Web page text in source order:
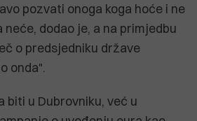
pozvati onoga koga hoće i ne
neće, dodao je, a na primjedbu
o predsjedniku države
onda".
biti u Dubrovniku, već u